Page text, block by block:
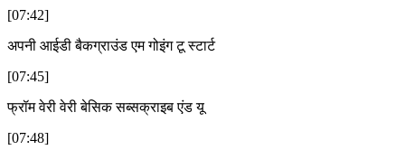
[07:42]
अपनी आईडी बैकग्राउंड एम गोइंग टू स्टार्ट
[07:45]
फ्रॉम वेरी वेरी बेसिक सब्सक्राइब एंड यू
[07:48]